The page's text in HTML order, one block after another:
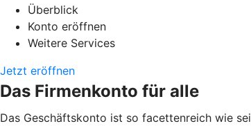
Überblick
Konto eröffnen
Weitere Services
Jetzt eröffnen
Das Firmenkonto für alle
Das Geschäftskonto ist so facettenreich wie